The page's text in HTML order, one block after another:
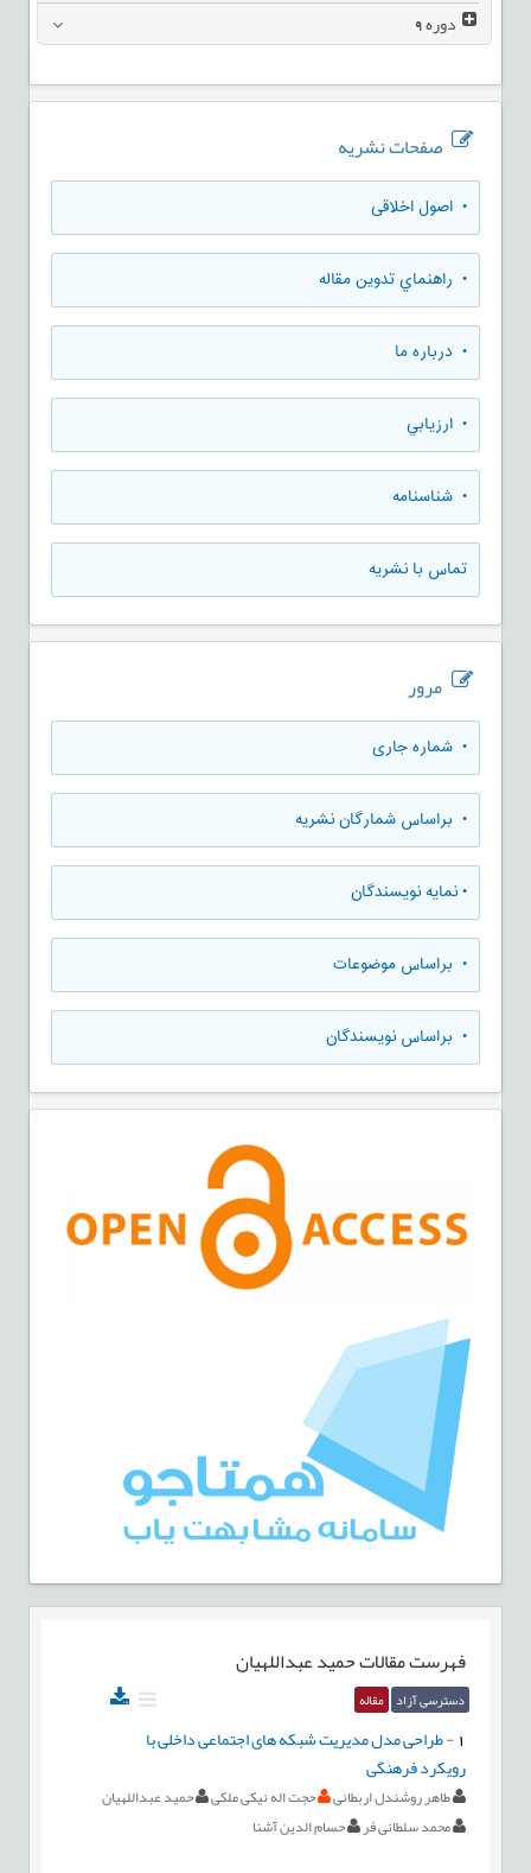
دوره9
صفحات نشریه
• اصول اخلاقی
• راهنماي تدوين مقاله
• درباره ما
• ارزيابي
• شناسنامه
تماس با نشریه
مرور
• شماره جاری
• براساس شمارگان نشریه
•نمایه نویسندگان
• براساس موضوعات
• براساس نویسندگان
فهرست مقالاتحمید عبداللهیان
دسترسی آزاد مقاله
-طراحی مدل مدیریت شبکه های اجتماعی داخلی با
رویکرد فرهنگی
طاهر روشندل اربطانی حجت اله نیکی ملکی
حمید عبداللهیان
محمد سلطانی فر
حسام الدین آشنا